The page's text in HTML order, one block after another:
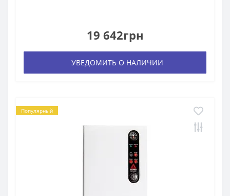
19 642грн
УВЕДОМИТЬ О НАЛИЧИИ
Популярный